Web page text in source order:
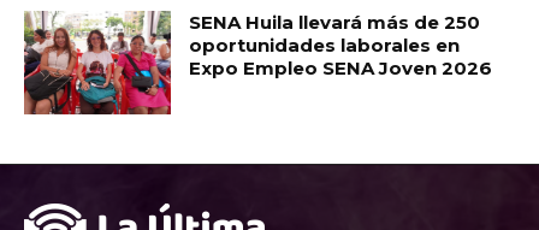
SENA Huila llevará más de 250
oportunidades laborales en
Expo Empleo SENA Joven 2026